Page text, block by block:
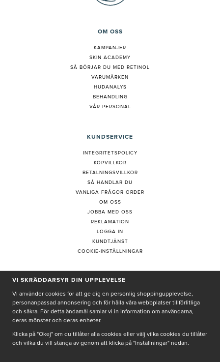
OM OSS
KAMPANJER
SKIN ACADEMY
SÅ BÖRJAR DU MED RETINOL
VARUMÄRKEN
HUDANALYS
BEHANDLING
VÅR PERSONAL
KUNDSERVICE
INTEGRITETSPOLICY
KÖPVILLKOR
BETALNINGSVILLKOR
SÅ HANDLAR DU
VANLIGA FRÅGOR ORDER
OM OSS
JOBBA MED OSS
REKLAMATION
LOGGA IN
KUNDTJÄNST
COOKIE-INSTÄLLNINGAR
PRENUMERERA PÅ NYHETSBREV
Genom att ge min e-post, accepterar jag Seth och Sally integritetspolicy
De uppgifter du matar in kommer endast användas till våra nyhetsbrev.
VI SKRÄDDARSYR DIN UPPLEVELSE
Vi använder cookies för att ge dig en personlig shoppingupplevelse,
personanpassad annonsering och för hålla våra webbplatser tillförlitliga
och säkra. För detta ändamål samlar vi in information om användarna,
deras mönster och deras enheter.
Klicka på "Okej" om du tillåter alla cookies eller välj vilka cookies du tillåter
och vilka du vill stänga av genom att klicka på "Inställningar" nedan.